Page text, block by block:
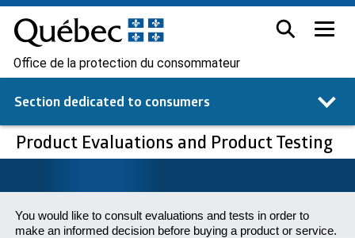
Office de la protection du consommateur
Section dedicated to consumers
Product Evaluations and Product Testing
You would like to consult evaluations and tests in order to
make an informed decision before buying a product or service.